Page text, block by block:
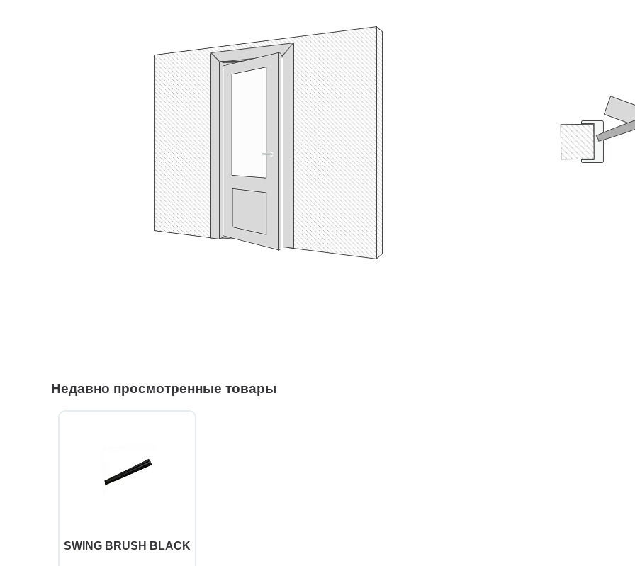
Недавно просмотренные товары
SWING BRUSH BLACK